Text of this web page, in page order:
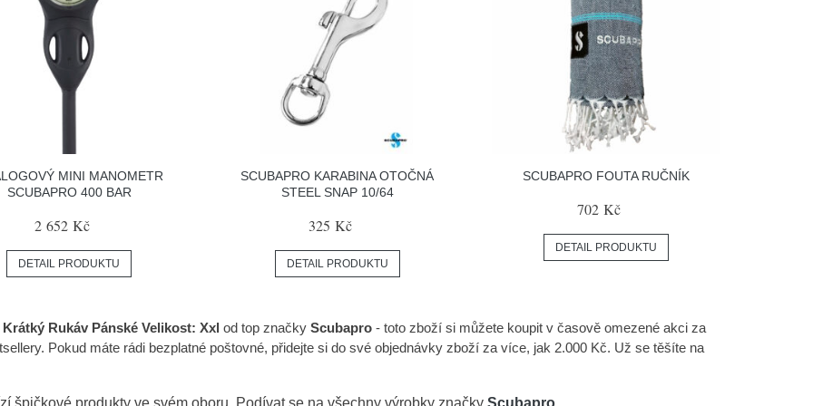
MINI MANOMETR
SCUBAPRO 400 BAR
2 652 Kč
DETAIL PRODUKTU
SCUBAPRO KARABINA OTOČNÁ
STEEL SNAP 10/64
325 Kč
DETAIL PRODUKTU
SCUBAPRO FOUTA RUČNÍK
702 Kč
DETAIL PRODUKTU
Rukáv Pánské Velikost: Xxl od top značky Scubapro - toto zboží si můžete koupit v časově omezené akci za
Pokud máte rádi bezplatné poštovné, přidejte si do své objednávky zboží za více, jak 2.000 Kč. Už se těšíte na
špičkové produkty ve svém oboru. Podívat se na všechny výrobky značky Scubapro.